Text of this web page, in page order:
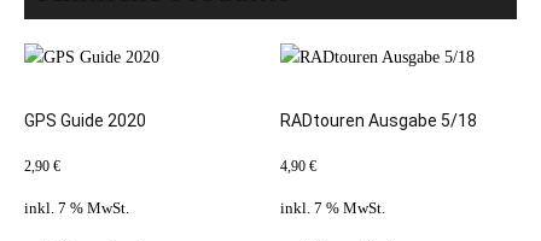
GPS Guide 2020
2,90 €
inkl. 7 % MwSt.
RADtouren Ausgabe 5/18
4,90€
inkl. 7 % MwSt.